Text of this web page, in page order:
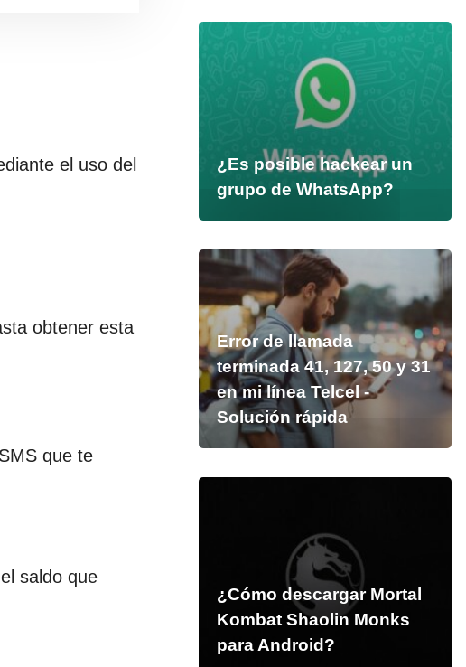
el uso del
obtener esta
que te
saldo que
¿Es posible hackear un
grupo de WhatsApp?
Error de llamada
terminada 41, 127, 50 y 31
en mi línea Telcel -
Solución rápida
¿Cómo descargar Mortal
Kombat Shaolin Monks
para Android?